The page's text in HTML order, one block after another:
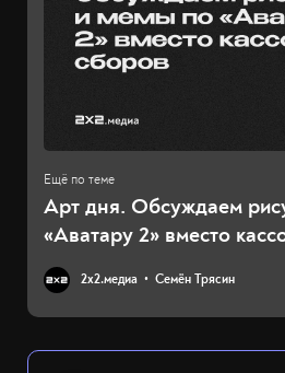
Арт дня. Обсуждаем
«Аватару 2» вместо
2х2.медиа Семён Трясин